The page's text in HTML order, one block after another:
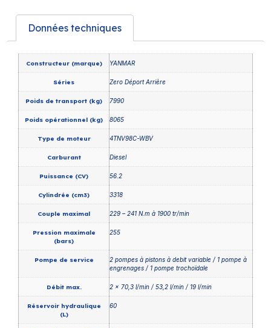
Données techniques
Constructeur (marque) YANMAR
Séries Zero Déport Arrière
Poids de transport (kg) 7990
Poids opérationnel (kg) 8065
Type de moteur 4TNV98C-WBV
Carburant Diesel
Puissance (CV) 56.2
Cylindrée (cm3) 3318
Couple maximal 229 – 241 N.m à 1900 tr/min
Pression maximale
(bars)
255
Pompe de service
2 pompes à pistons à debit variable / 1 pompe à
engrenages / 1 pompe trochoïdale
Débit max. 2 x 70,3 l/min / 53,2 l/min / 19 l/min
Réservoir hydraulique
(L)
60